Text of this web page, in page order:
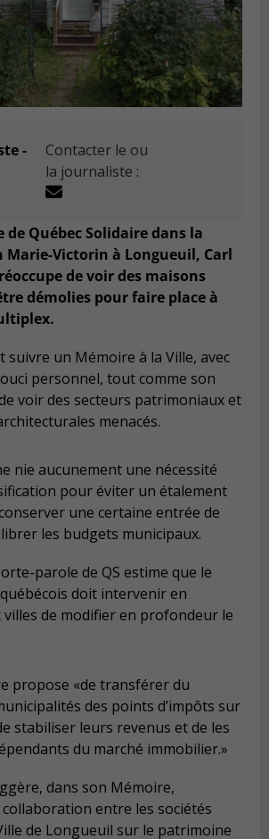
-
Contacter le ou
la journaliste :
de Québec Solidaire dans la
Victorin à Longueuil, Carl
de voir des maisons
démolies pour faire place à
suivre un Mémoire à la Ville, avec
personnel, tout comme son
voir des secteurs patrimoniaux et
menacés.
nie aucunement une nécessité
pour éviter un étalement
une certaine entrée de
les budgets municipaux.
parole de QS estime que le
doit intervenir en
de modifier en profondeur le
propose «de transférer du
des points d’impôts sur
stabiliser leurs revenus et de les
du marché immobilier.»
dans son Mémoire,
entre les sociétés
de Longueuil sur le patrimoine